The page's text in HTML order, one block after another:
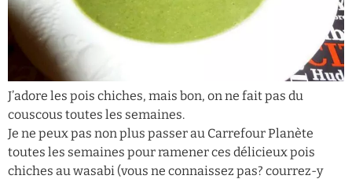
J’adore les pois chiches, mais bon, on ne fait pas du
couscous toutes les semaines.
Je ne peux pas non plus passer au Carrefour Planète
toutes les semaines pour ramener ces délicieux pois
chiches au wasabi (vous ne connaissez pas? courrez-y